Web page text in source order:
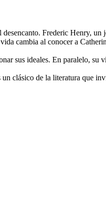
Frederic Henry, un
cambia al conocer a
sus ideales. En paralelo, su
clásico de la literatura que